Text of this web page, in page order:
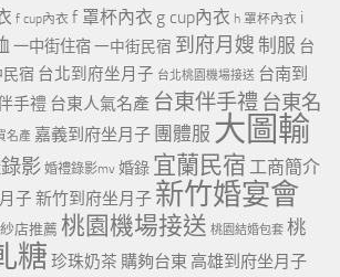
f cup內衣 f 罩杯內衣 g cup內衣 h 罩杯內衣 i
一中街住宿一中街民宿 到府月嫂 制服 台
宿 台北到府坐月子 台北桃園機場接送 台南到
手禮 台東人氣名產 台東伴手禮 台東名
名產 嘉義到府坐月子 團體服 大圖輸
影 婚禮錄影mv 婚錄 宜蘭民宿 工商簡介
子 新竹到府坐月子 新竹婚宴會
店推薦 桃園機場接送 桃園結婚包套 桃
糖 珍珠奶茶 購夠台東 高雄到府坐月子